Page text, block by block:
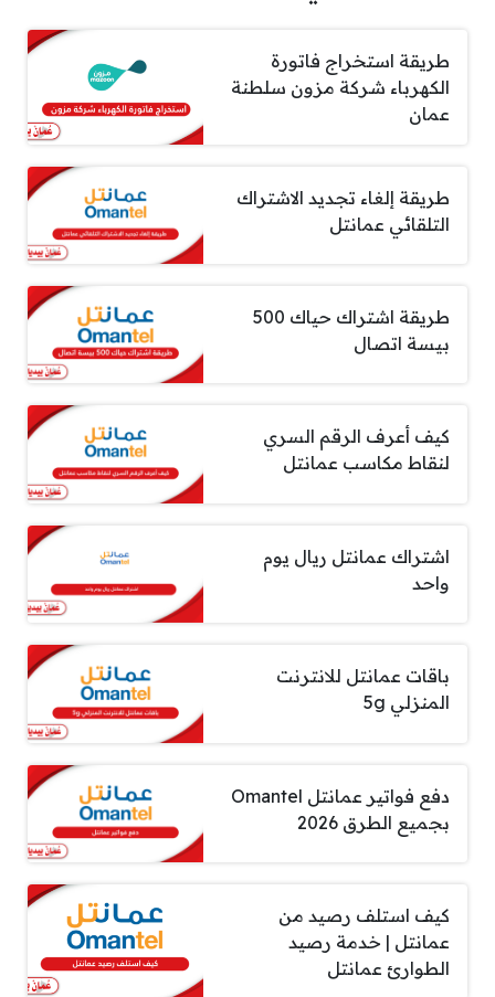
طريقة استخراج فاتورة
الكهرباء شركة مزون سلطنة
عمان
طريقة إلغاء تجديد الاشتراك
التلقائي عمانتل
طريقة اشتراك حياك 500
بيسة اتصال
كيف أعرف الرقم السري
لنقاط مكاسب عمانتل
اشتراك عمانتل ريال يوم
واحد
باقات عمانتل للانترنت
المنزلي 5g
دفع فواتير عمانتل Omantel
بجميع الطرق 2026
كيف استلف رصيد من
عمانتل | خدمة رصيد
الطوارئ عمانتل